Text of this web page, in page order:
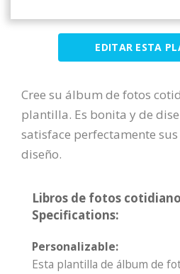
EDITAR ESTA
Cree su álbum de fotos
plantilla. Es bonita y de
satisface perfectamente
diseño.
Libros de fotos
Specifications:
Personalizable:
Esta plantilla de álbum de